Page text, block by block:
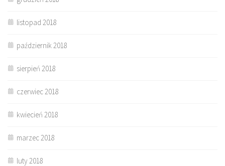
listopad 2018
październik 2018
sierpień 2018
czerwiec 2018
kwiecień 2018
marzec 2018
luty 2018